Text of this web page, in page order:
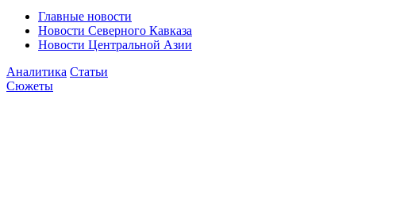
Главные новости
Новости Северного Кавказа
Новости Центральной Азии
Аналитика Статьи
Сюжеты